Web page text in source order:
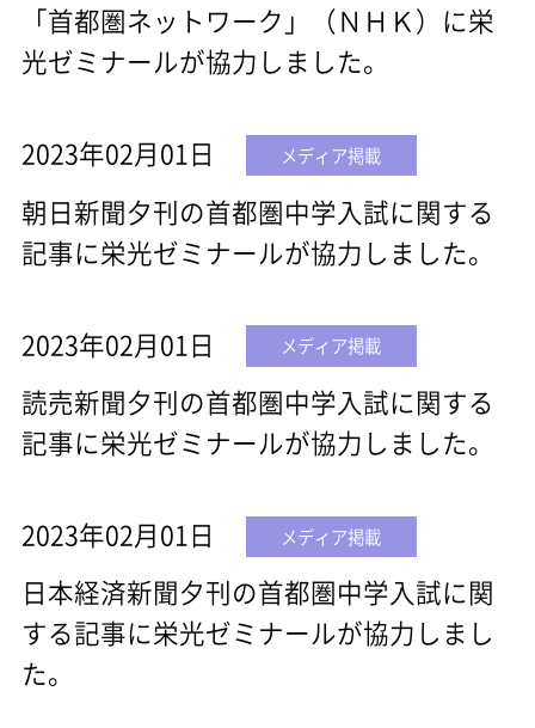
「首都圏ネットワーク」（ＮＨＫ）に栄
光ゼミナールが協力しました。
2023年02月01日 メディア掲載
朝日新聞夕刊の首都圏中学入試に関する
記事に栄光ゼミナールが協力しました。
2023年02月01日 メディア掲載
読売新聞夕刊の首都圏中学入試に関する
記事に栄光ゼミナールが協力しました。
2023年02月01日 メディア掲載
日本経済新聞夕刊の首都圏中学入試に関
する記事に栄光ゼミナールが協力しまし
た。